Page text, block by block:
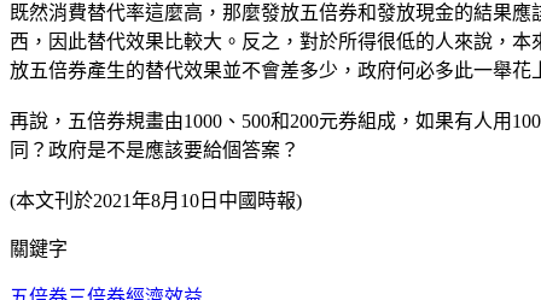
既然消費替代率這麼高，那麼發放五倍券和發放現金的結果
西，因此替代效果比較大。反之，對於所得很低的人來說，
放五倍券產生的替代效果並不會差多少，政府何必多此一舉花
再說，五倍券規畫由1000、500和200元券組成，如果有人用
同？政府是不是應該要給個答案？
(本文刊於2021年8月10日中國時報)
關鍵字